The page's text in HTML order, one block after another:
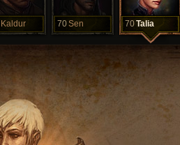
Kaldur 70Sen 70Talia